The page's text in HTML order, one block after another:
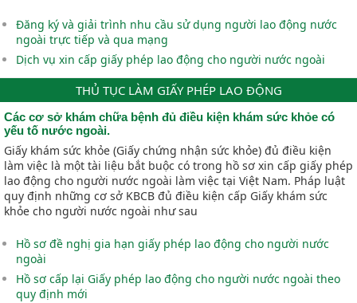
Đăng ký và giải trình nhu cầu sử dụng người lao động nước
ngoài trực tiếp và qua mạng
Dịch vụ xin cấp giấy phép lao động cho người nước ngoài
THỦ TỤC LÀM GIẤY PHÉP LAO ĐỘNG
Các cơ sở khám chữa bệnh đủ điều kiện khám sức khỏe có
yếu tố nước ngoài.
Giấy khám sức khỏe (Giấy chứng nhận sức khỏe) đủ điều kiện
làm việc là một tài liệu bắt buộc có trong hồ sơ xin cấp giấy phép
lao động cho người nước ngoài làm việc tại Việt Nam. Pháp luật
quy định những cơ sở KBCB đủ điều kiện cấp Giấy khám sức
khỏe cho người nước ngoài như sau
Hồ sơ đề nghị gia hạn giấy phép lao động cho người nước
ngoài
Hồ sơ cấp lại Giấy phép lao động cho người nước ngoài theo
quy định mới